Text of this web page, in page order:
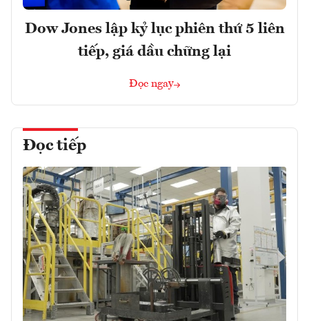
Dow Jones lập kỷ lục phiên thứ 5 liên
tiếp, giá dầu chững lại
Đọc ngay
Đọc tiếp